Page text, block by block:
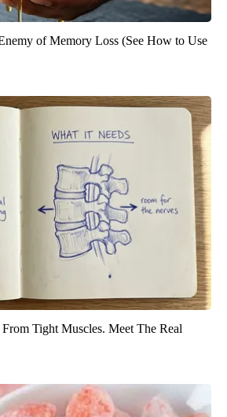
of Memory Loss (See How to Use
Tight Muscles. Meet The Real